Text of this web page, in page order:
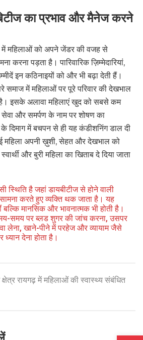
का प्रभाव और मैनेज करने
में महिलाओं को अपने जेंडर की वजह से
करना पड़ता है। पारिवारिक ज़िम्मेदारियां,
इन कठिनाइयों को और भी बढ़ा देती हैं।
समाज में महिलाओं पर पूरे परिवार की देखभाल
है। इसके अलावा महिलाएं खुद को सबसे कम
सेवा और समर्पण के नाम पर शोषण का
दिमाग में बचपन से ही यह कंडीशनिंग डाल दी
महिला अपनी ख़ुशी, सेहत और देखभाल को
और बुरी महिला का खिताब दे दिया जाता
स्थिति है जहां डायबीटीज से होने वाली
करते हुए व्यक्ति थक जाता है। यह
बल्कि मानसिक और भावनात्मक भी होती है।
समय पर ब्लड शुगर की जांच करना, उसपर
लेना, खाने-पीने में परहेज और व्यायाम जैसे
देना होता है।
रायगढ़ में महिलाओं की स्वास्थ्य संबंधित